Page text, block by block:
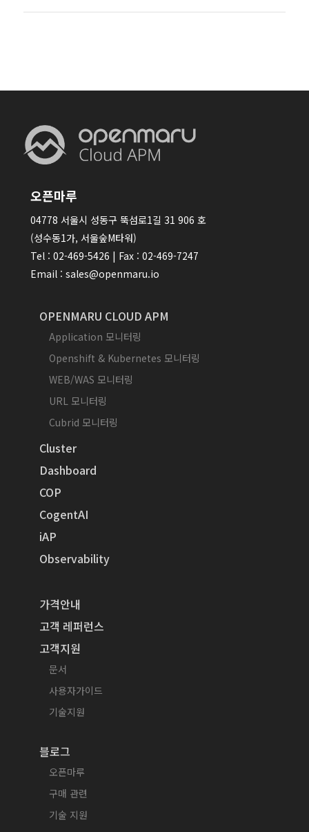
오픈마루
04778 서울시 성동구 뚝섬로1길 31 906 호
(성수동1가, 서울숲M타워)
Tel : 02-469-5426 | Fax : 02-469-7247
Email : sales@openmaru.io
OPENMARU CLOUD APM
Application 모니터링
Openshift & Kubernetes 모니터링
WEB/WAS 모니터링
URL 모니터링
Cubrid 모니터링
Cluster
Dashboard
COP
CogentAI
iAP
Observability
가격안내
고객 레퍼런스
고객지원
문서
사용자가이드
기술지원
블로그
오픈마루
구매 관련
기술 지원